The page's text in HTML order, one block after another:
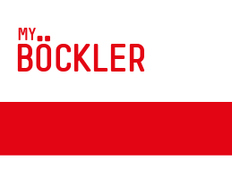
MY
BÖCKLER